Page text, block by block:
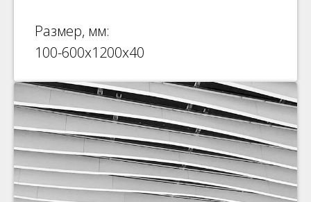
Размер, мм:
100-600х1200х40